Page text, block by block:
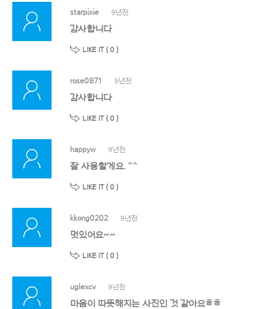
starpixie 9년전
감사합니다
LIKE IT ( 0 )
rose0871 9년전
감사합니다
LIKE IT ( 0 )
happyw 9년전
잘 사용할게요. ^^
LIKE IT ( 0 )
kkong0202 9년전
멋있어요~~
LIKE IT ( 0 )
uglexcv 9년전
마음이 따뜻해지는 사진인 것 같아요ㅎㅎ